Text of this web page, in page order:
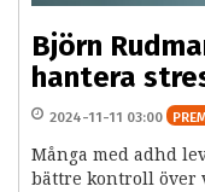
Björn
hantera
2024-11-11 03:00
Många med adhd
bättre kontroll över